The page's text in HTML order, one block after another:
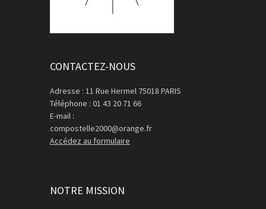
CONTACTEZ-NOUS
Adresse : 11 Rue Hermel 75018 PARIS
Téléphone : 01 43 20 71 66
E-mail :
compostelle2000@orange.fr
Accédez au formulaire
NOTRE MISSION